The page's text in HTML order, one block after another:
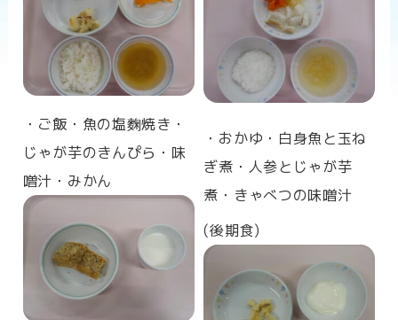
・ご飯・ 魚の塩麴焼き・
じゃが芋のきんぴら・味
噌汁・みかん
・おかゆ・白身魚と玉ね
ぎ煮・人参とじゃが芋
煮・きゃべつの味噌汁
(後期食)